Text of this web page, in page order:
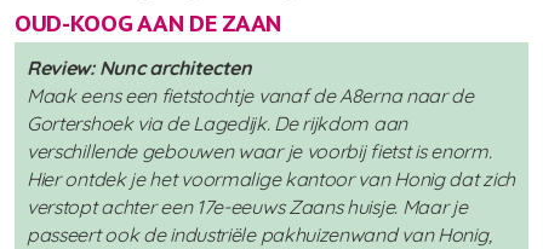
OUD-KOOG AAN DE ZAAN
Review: Nunc architecten
Maak eens een fietstochtje vanaf de A8erna naar de
Gortershoek via de Lagedijk. De rijkdom aan
verschillende gebouwen waar je voorbij fietst is enorm.
Hier ontdek je het voormalige kantoor van Honig dat zich
verstopt achter een 17e-eeuws Zaans huisje. Maar je
passeert ook de industriële pakhuizenwand van Honig,